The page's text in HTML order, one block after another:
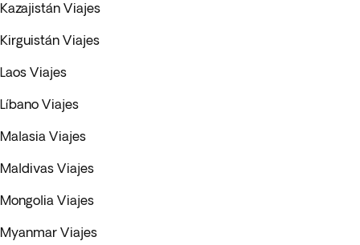
Kazajistán Viajes
Kirguistán Viajes
Laos Viajes
Líbano Viajes
Malasia Viajes
Maldivas Viajes
Mongolia Viajes
Myanmar Viajes